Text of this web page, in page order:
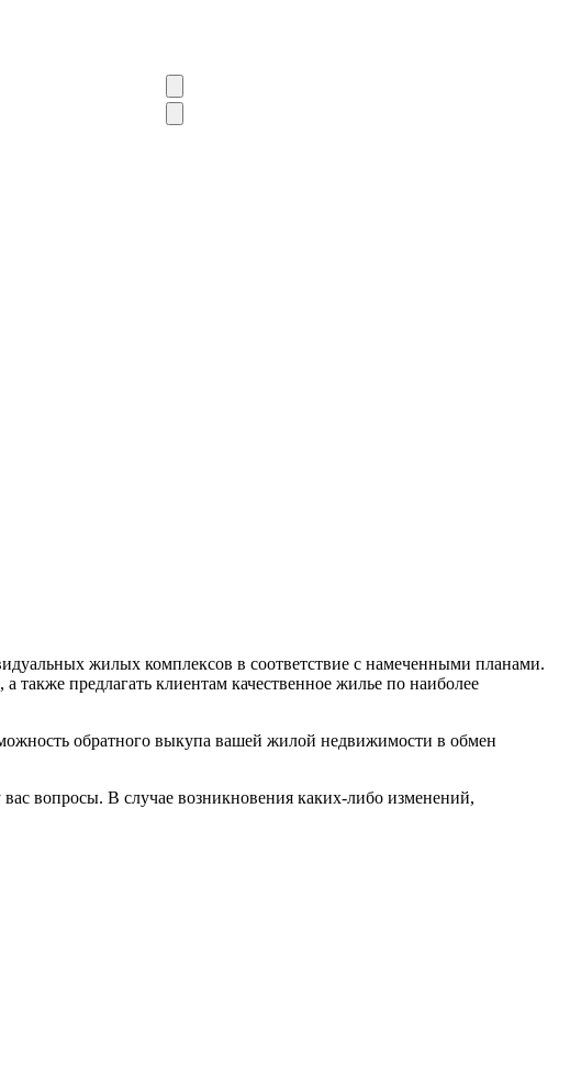
жилых комплексов в соответствие с намеченными планами.
предлагать клиентам качественное жилье по наиболее
обратного выкупа вашей жилой недвижимости в обмен
вопросы. В случае возникновения каких-либо изменений,